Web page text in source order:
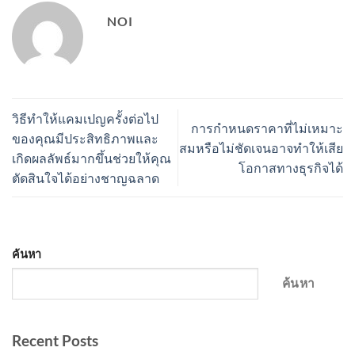
NOI
วิธีทำให้แคมเปญครั้งต่อไป
ของคุณมีประสิทธิภาพและ
เกิดผลลัพธ์มากขึ้นช่วยให้คุณ
ตัดสินใจได้อย่างชาญฉลาด
การกำหนดราคาที่ไม่เหมาะ
สมหรือไม่ชัดเจนอาจทำให้เสีย
โอกาสทางธุรกิจได้
ค้นหา
ค้นหา
Recent Posts